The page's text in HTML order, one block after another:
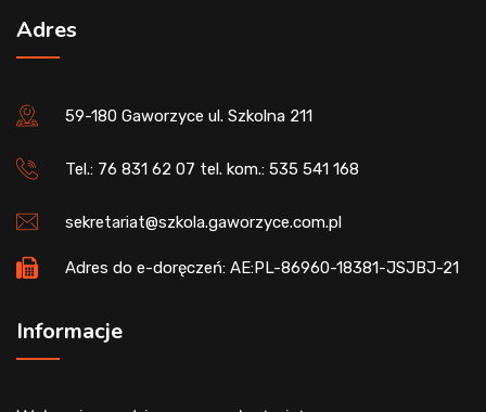
Adres
59-180 Gaworzyce ul. Szkolna 211
Tel.: 76 831 62 07 tel. kom.: 535 541 168
sekretariat@szkola.gaworzyce.com.pl
Adres do e-doręczeń: AE:PL-86960-18381-JSJBJ-21
Informacje